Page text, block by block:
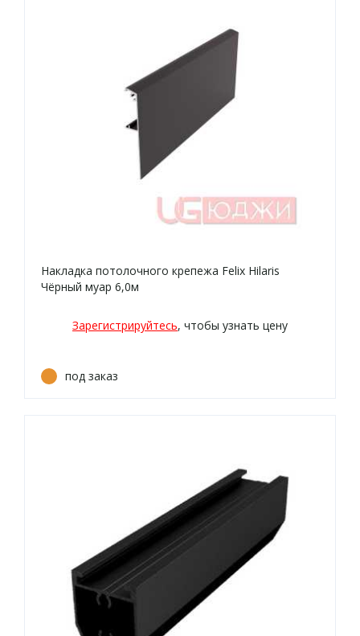
Накладка потолочного крепежа Felix Hilaris
Чёрный муар 6,0м
Зарегистрируйтесь, чтобы узнать цену
под заказ